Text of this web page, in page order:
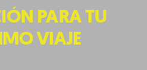
PARA TU
VIAJE